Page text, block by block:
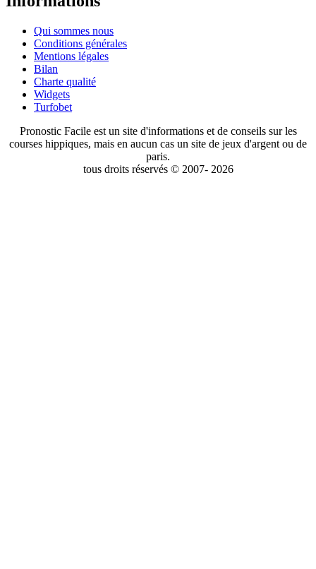
Qui sommes nous
Conditions générales
Mentions légales
Bilan
Charte qualité
Widgets
Turfobet
Pronostic Facile est un site d'informations et de conseils sur les
courses hippiques, mais en aucun cas un site de jeux d'argent ou de
paris.
tous droits réservés © 2007- 2026